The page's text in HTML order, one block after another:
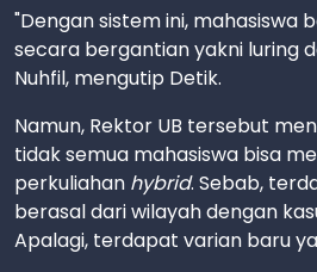
"Dengan sistem ini, mahasiswa
secara bergantian yakni luring
Nuhfil, mengutip Detik.
Namun, Rektor UB tersebut
tidak semua mahasiswa bisa
perkuliahan hybrid. Sebab,
berasal dari wilayah dengan
Apalagi, terdapat varian baru